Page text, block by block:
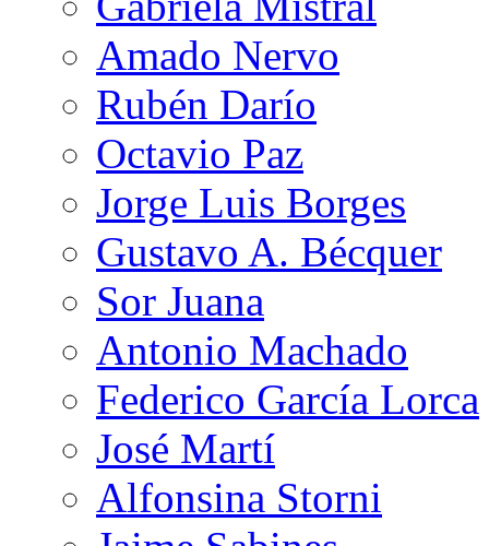
Amado Nervo
Rubén Darío
Octavio Paz
Jorge Luis Borges
Gustavo A. Bécquer
Sor Juana
Antonio Machado
Federico García Lorca
José Martí
Alfonsina Storni